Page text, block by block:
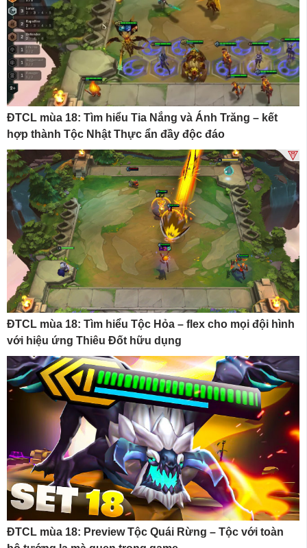
ĐTCL mùa 18: Tìm hiểu Tia Nắng và Ánh Trăng – kết
hợp thành Tộc Nhật Thực ẩn đầy độc đáo
ĐTCL mùa 18: Tìm hiểu Tộc Hỏa – flex cho mọi đội hình
với hiệu ứng Thiêu Đốt hữu dụng
ĐTCL mùa 18: Preview Tộc Quái Rừng – Tộc với toàn